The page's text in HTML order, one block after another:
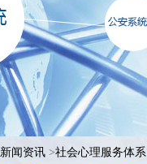
新闻资讯 >社会心理服务体系